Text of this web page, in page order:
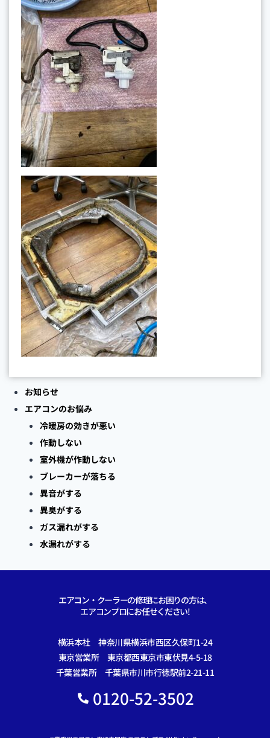
お知らせ
エアコンのお悩み
冷暖房の効きが悪い
作動しない
室外機が作動しない
ブレーカーが落ちる
異音がする
異臭がする
ガス漏れがする
水漏れがする
エアコン・クーラーの修理にお困りの方は、
エアコンプロにお任せください!
横浜本社 神奈川県横浜市西区久保町1-24
東京営業所 東京都西東京市東伏見4-5-18
千葉営業所 千葉県市川市行徳駅前2-21-11
0120-52-3502